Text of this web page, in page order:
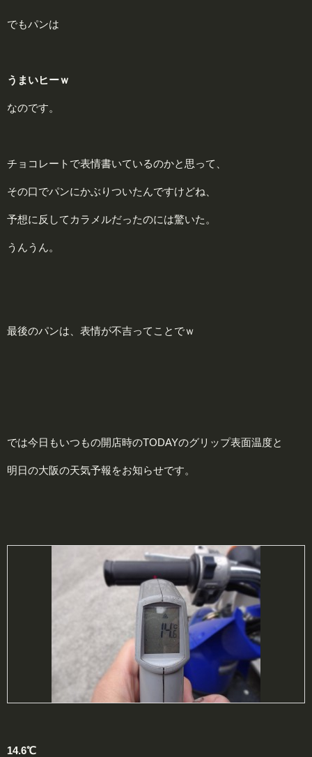
でもパンは
うまいヒーｗ
なのです。
チョコレートで表情書いているのかと思って、
その口でパンにかぶりついたんですけどね、
予想に反してカラメルだったのには驚いた。
うんうん。
最後のパンは、表情が不吉ってことでｗ
では今日もいつもの開店時のTODAYのグリップ表面温度と
明日の大阪の天気予報をお知らせです。
14.6℃